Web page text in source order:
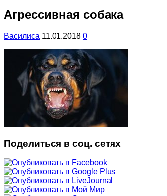
Агрессивная собака
Василиса 11.01.2018 0
Поделиться в соц. сетях